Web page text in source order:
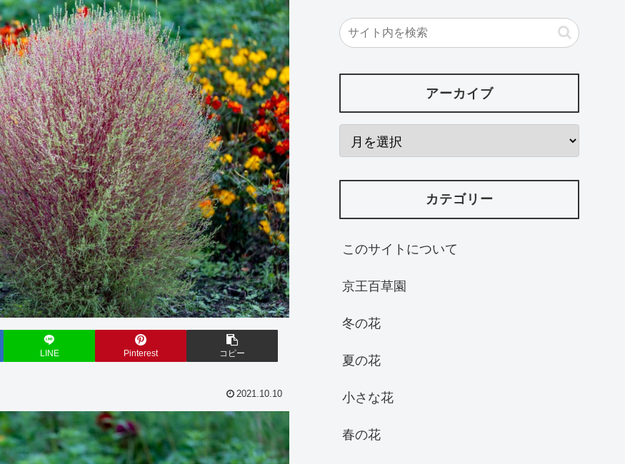
LINE Pinterest コピー
2021.10.10
アーカイブ
カテゴリー
このサイトについて
京王百草園
冬の花
夏の花
小さな花
春の花